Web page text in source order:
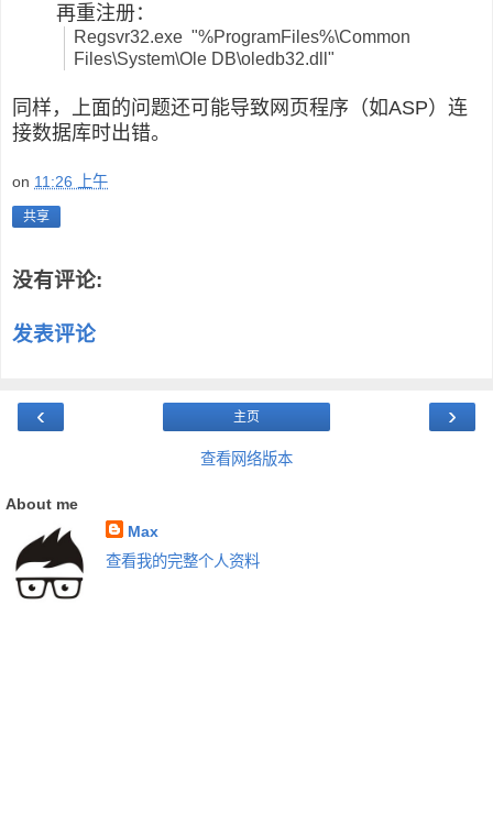
再重注册：
Regsvr32.exe "%ProgramFiles%\Common
Files\System\Ole DB\oledb32.dll"
同样，上面的问题还可能导致网页程序（如ASP）连
接数据库时出错。
on 11:26 上午
共享
没有评论:
发表评论
‹ ›
主页
查看网络版本
About me
Max
查看我的完整个人资料